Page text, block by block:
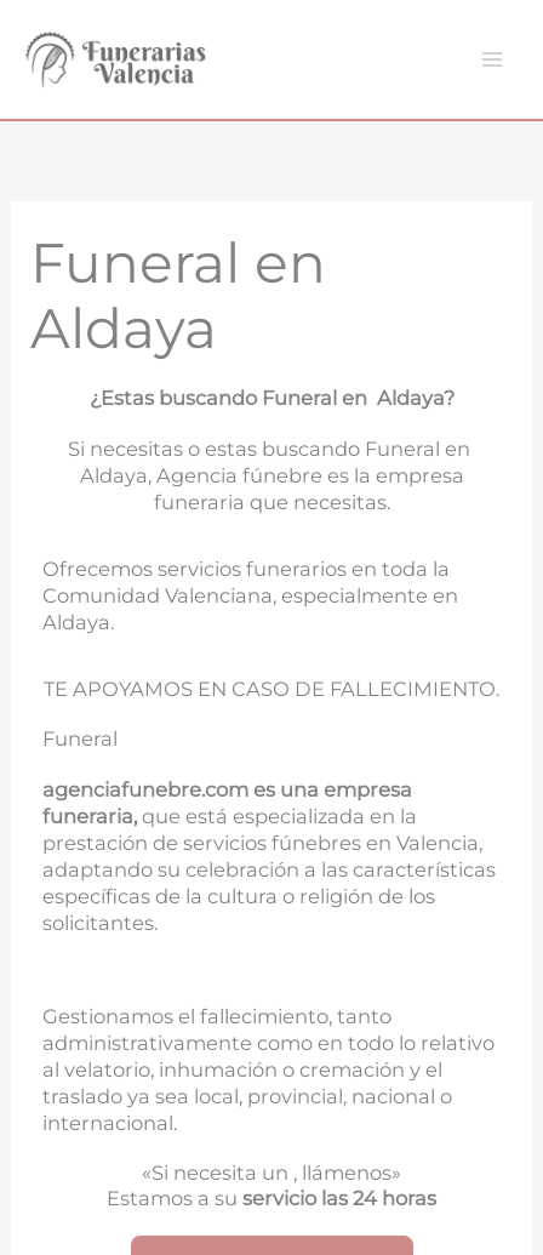
contenido
Funeral en
Aldaya
¿Estas buscando Funeral en Aldaya?
Si necesitas o estas buscando Funeral en
Aldaya, Agencia fúnebre es la empresa
funeraria que necesitas.
Ofrecemos servicios funerarios en toda la
Comunidad Valenciana, especialmente en
Aldaya.
TE APOYAMOS EN CASO DE FALLECIMIENTO.
Funeral
agenciafunebre.com es una empresa
funeraria, que está especializada en la
prestación de servicios fúnebres en Valencia,
adaptando su celebración a las características
específicas de la cultura o religión de los
solicitantes.
Gestionamos el fallecimiento, tanto
administrativamente como en todo lo relativo
al velatorio, inhumación o cremación y el
traslado ya sea local, provincial, nacional o
internacional.
«Si necesita un , llámenos»
Estamos a su servicio las 24 horas